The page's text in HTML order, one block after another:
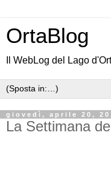
OrtaBlog
Il WebLog del Lago
giovedì, aprile 20,
La Settimana